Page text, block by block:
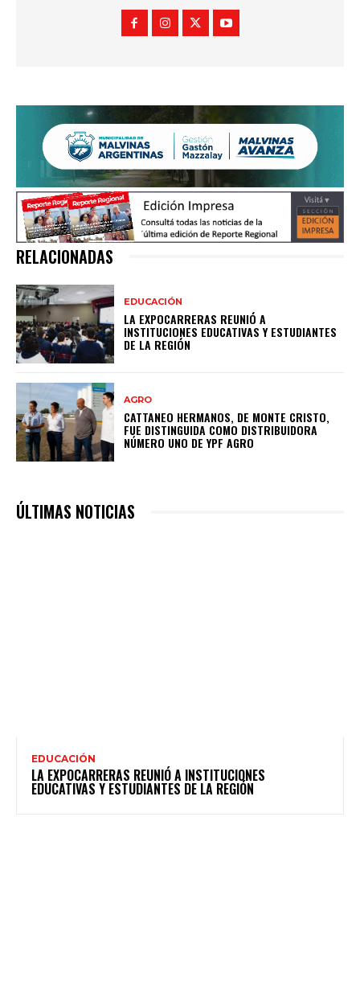
RELACIONADAS
EDUCACIÓN
LA EXPOCARRERAS REUNIÓ A
INSTITUCIONES EDUCATIVAS Y ESTUDIANTES
DE LA REGIÓN
AGRO
CATTANEO HERMANOS, DE MONTE CRISTO,
FUE DISTINGUIDA COMO DISTRIBUIDORA
NÚMERO UNO DE YPF AGRO
ÚLTIMAS NOTICIAS
EDUCACIÓN
LA EXPOCARRERAS REUNIÓ A INSTITUCIONES
EDUCATIVAS Y ESTUDIANTES DE LA REGIÓN